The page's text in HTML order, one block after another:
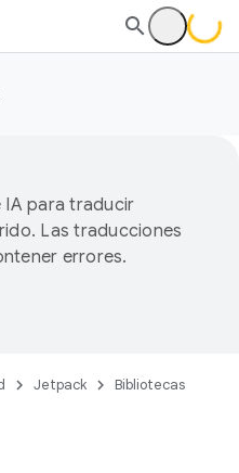
para traducir
Las traducciones
errores.
Jetpack Bibliotecas